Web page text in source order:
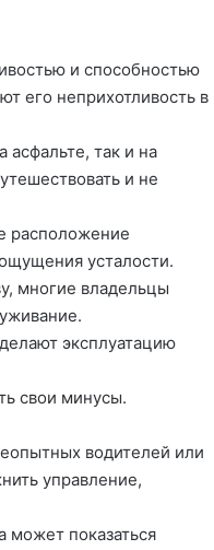
и способностью
его неприхотливость в
асфальте, так и на
и не
расположение
усталости.
многие владельцы
эксплуатацию
свои минусы.
водителей или
управление,
может показаться